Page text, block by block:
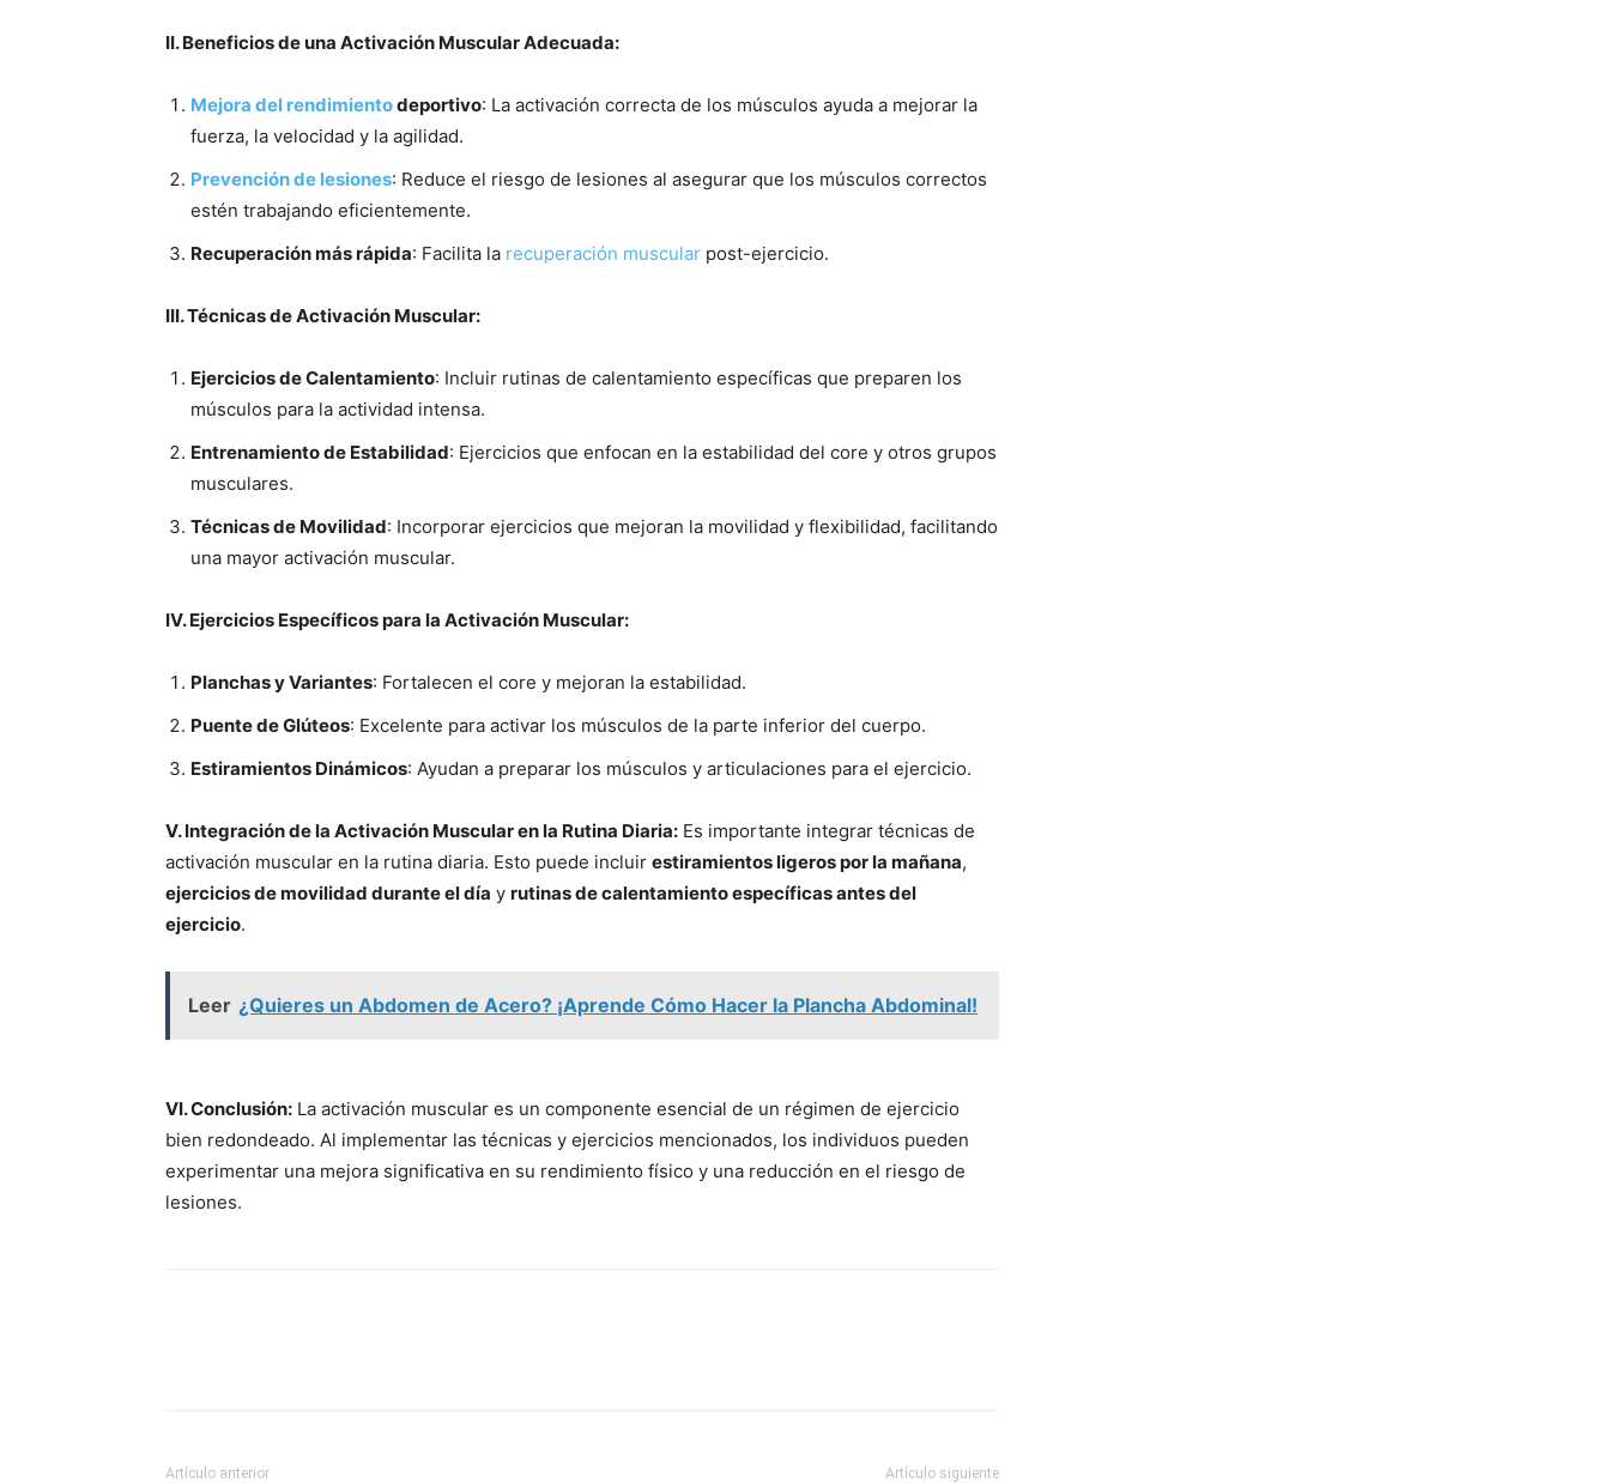
II. Beneficios de una Activación Muscular Adecuada:
Mejora del rendimientodeportivo: La activación correcta de los músculos ayuda a mejorar la
fuerza, la velocidad y la agilidad.
Prevención de lesiones: Reduce el riesgo de lesiones al asegurar que los músculos correctos
estén trabajando eficientemente.
Recuperación más rápida: Facilita la recuperación muscular post-ejercicio.
III. Técnicas de Activación Muscular:
Ejercicios de Calentamiento: Incluir rutinas de calentamiento específicas que preparen los
músculos para la actividad intensa.
Entrenamiento de Estabilidad: Ejercicios que enfocan en la estabilidad del core y otros grupos
musculares.
Técnicas de Movilidad: Incorporar ejercicios que mejoran la movilidad y flexibilidad, facilitando
una mayor activación muscular.
IV. Ejercicios Específicos para la Activación Muscular:
Planchas y Variantes: Fortalecen el core y mejoran la estabilidad.
Puente de Glúteos: Excelente para activar los músculos de la parte inferior del cuerpo.
Estiramientos Dinámicos: Ayudan a preparar los músculos y articulaciones para el ejercicio.
V. Integración de la Activación Muscular en la Rutina Diaria: Es importante integrar técnicas de
activación muscular en la rutina diaria. Esto puede incluir estiramientos ligeros por la mañana,
ejercicios de movilidad durante el día y rutinas de calentamiento específicas antes del
ejercicio.
Leer ¿Quieres un Abdomen de Acero? ¡Aprende Cómo Hacer la Plancha Abdominal!
VI. Conclusión: La activación muscular es un componente esencial de un régimen de ejercicio
bien redondeado. Al implementar las técnicas y ejercicios mencionados, los individuos pueden
experimentar una mejora significativa en su rendimiento físico y una reducción en el riesgo de
lesiones.
Artículo anterior Artículo siguiente